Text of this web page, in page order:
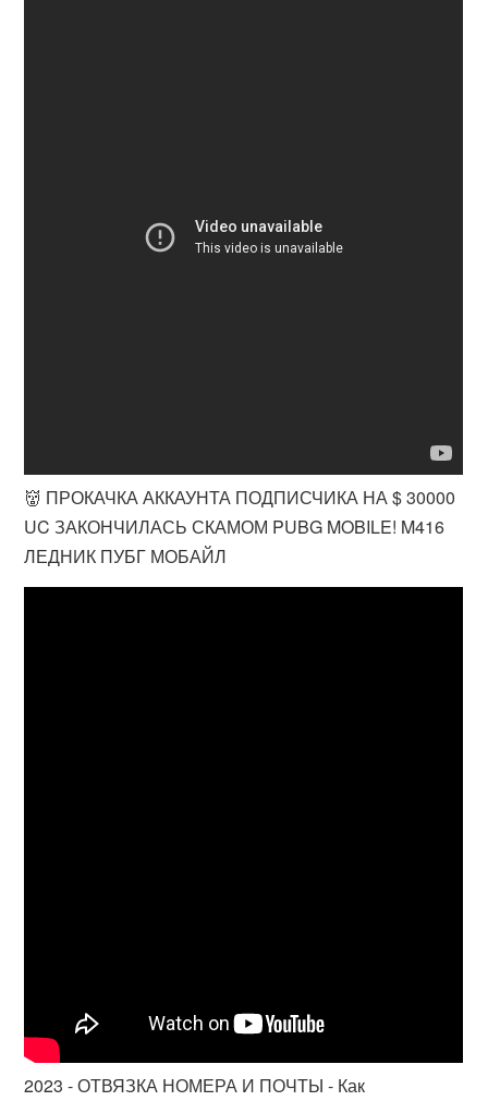
👹 ПРОКАЧКА АККАУНТА ПОДПИСЧИКА НА $ 30000
UC ЗАКОНЧИЛАСЬ СКАМОМ PUBG MOBILE! M416
ЛЕДНИК ПУБГ МОБАЙЛ
2023 - ОТВЯЗКА НОМЕРА И ПОЧТЫ - Как